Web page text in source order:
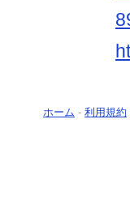
ホーム - 利用規約